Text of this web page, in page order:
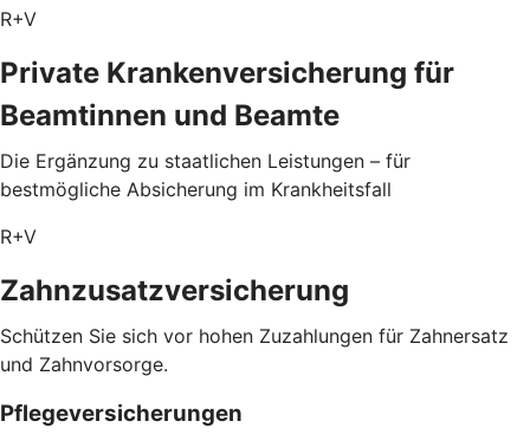
R+V
Private Krankenversicherung für
Beamtinnen und Beamte
Die Ergänzung zu staatlichen Leistungen – für
bestmögliche Absicherung im Krankheitsfall
R+V
Zahnzusatzversicherung
Schützen Sie sich vor hohen Zuzahlungen für Zahnersatz
und Zahnvorsorge.
Pflegeversicherungen